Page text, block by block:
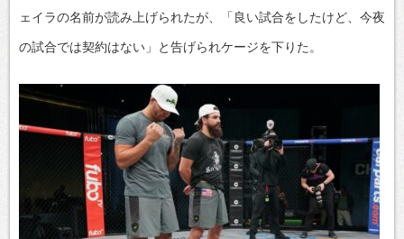
ェイラの名前が読み上げられたが、「良い試合をしたけど、今夜
の試合では契約はない」と告げられケージを下りた。